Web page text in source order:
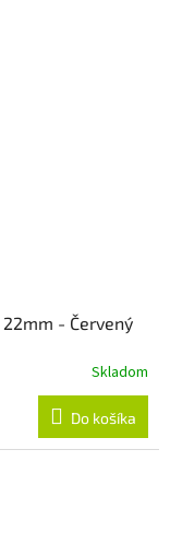
- Červený
Skladom
Do košíka